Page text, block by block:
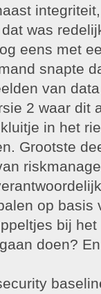
was
eens met
snapte
van
2 waar dit
in het
Grootste
op basis
bij
doen?